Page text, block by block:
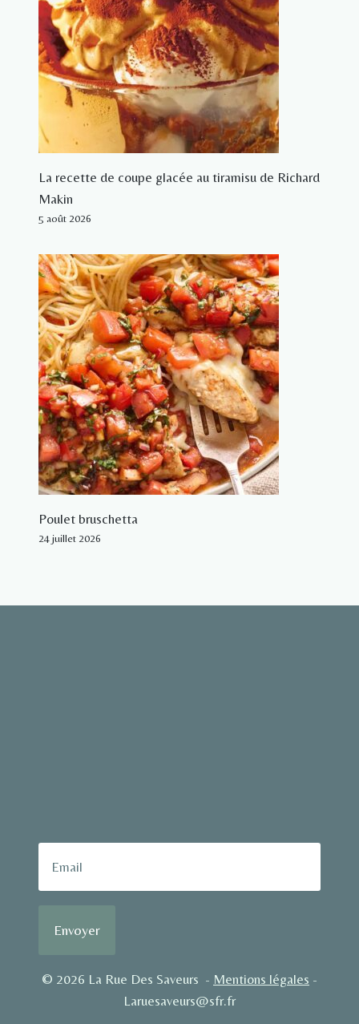
La recette de coupe glacée au tiramisu de Richard
Makin
5 août 2026
Poulet bruschetta
24 juillet 2026
© 2026 La Rue Des Saveurs - Mentions légales -
Laruesaveurs@sfr.fr
Envoyer